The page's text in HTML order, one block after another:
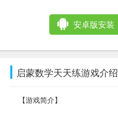
安卓版安装
启蒙数学天天练游戏介绍
【游戏简介】